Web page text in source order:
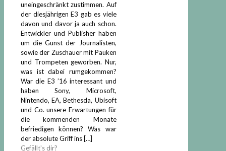
uneingeschränkt zustimmen. Auf
der diesjährigen E3 gab es viele
davon und davor ja auch schon.
Entwickler und Publisher haben
um die Gunst der Journalisten,
sowie der Zuschauer mit Pauken
und Trompeten geworben. Nur,
was ist dabei rumgekommen?
War die E3 ’16 interessant und
haben Sony, Microsoft,
Nintendo, EA, Bethesda, Ubisoft
und Co. unsere Erwartungen für
die kommenden Monate
befriedigen können? Was war
der absolute Griff ins […]
Gefällt's dir?